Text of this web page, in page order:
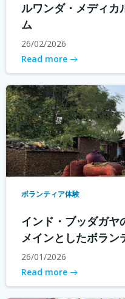
ルワンダ・メディカ
ム
26/02/2026
Read more
ボランティア体験
インド・ブッダガヤ
メインとしたボラン
26/01/2026
Read more